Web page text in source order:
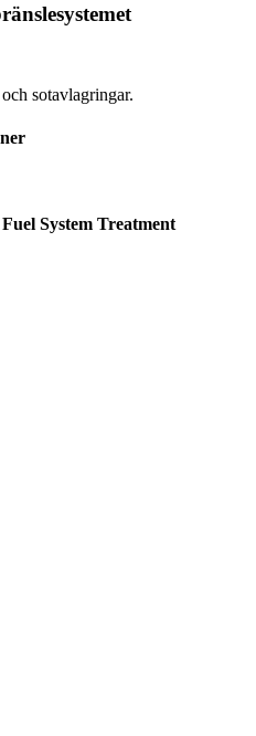
sotavlagringar.
System Treatment